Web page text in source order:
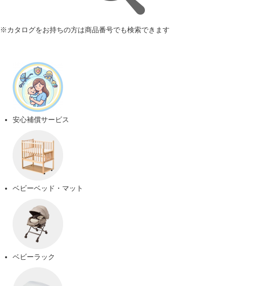
※カタログをお持ちの方は商品番号でも検索できます
安心補償サービス
ベビーベッド・マット
ベビーラック